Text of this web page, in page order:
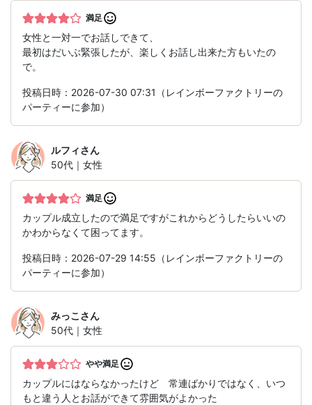
満足
女性と一対一でお話しできて、
最初はだいぶ緊張したが、楽しくお話し出来た方もいたの
で。
投稿日時：2026-07-30 07:31（レインボーファクトリーの
パーティーに参加）
ルフィさん
50代｜女性
満足
カップル成立したので満足ですがこれからどうしたらいいの
かわからなくて困ってます。
投稿日時：2026-07-29 14:55（レインボーファクトリーの
パーティーに参加）
みっこ さん
50代｜女性
やや満足
カップルにはならなかったけど 常連ばかりではなく、いつ
もと違う人とお話ができて雰囲気がよかった